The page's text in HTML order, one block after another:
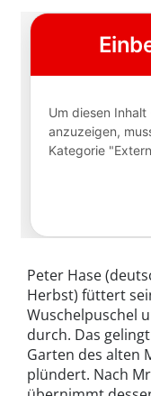
Peter Hase
Herbst) füttert
Wuschelpuschel
durch. Das
Garten des alten
plündert. Nach